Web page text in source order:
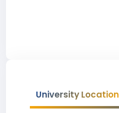
University Location